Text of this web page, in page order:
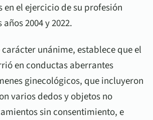
el ejercicio de su profesión
2004 y 2022.
unánime, establece que el
en conductas aberrantes
ginecológicos, que incluyeron
varios dedos y objetos no
sin consentimiento, e